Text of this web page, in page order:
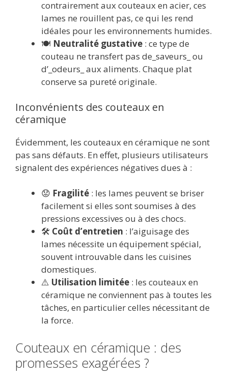
contrairement aux couteaux en acier, ces
lames ne rouillent pas, ce qui les rend
idéales pour les environnements humides.
🍽️ Neutralité gustative : ce type de
couteau ne transfert pas de_saveurs_ ou
d’_odeurs_ aux aliments. Chaque plat
conserve sa pureté originale.
Inconvénients des couteaux en
céramique
Évidemment, les couteaux en céramique ne sont
pas sans défauts. En effet, plusieurs utilisateurs
signalent des expériences négatives dues à :
😟 Fragilité : les lames peuvent se briser
facilement si elles sont soumises à des
pressions excessives ou à des chocs.
🛠️ Coût d’entretien : l’aiguisage des
lames nécessite un équipement spécial,
souvent introuvable dans les cuisines
domestiques.
⚠️ Utilisation limitée : les couteaux en
céramique ne conviennent pas à toutes les
tâches, en particulier celles nécessitant de
la force.
Couteaux en céramique : des
promesses exagérées ?